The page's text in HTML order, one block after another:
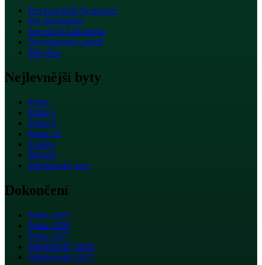
Pro kupující0 % provize
Pro developery
Investiční kalkulačka
Developerský portál
Můj účet
Nejlevnější byty
Praha
Praha 5
Praha 9
Praha 10
Kladno
Beroun
Středočeský kraj
Dokončení
Praha 2025
Praha 2026
Praha 2027
Středočeský 2026
Středočeský 2027